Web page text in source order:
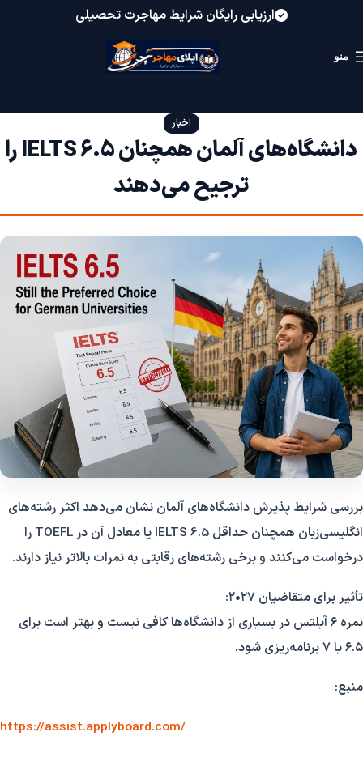
ارزیابی رایگان شرایط مهاجرت تحصیلی
منو
اخبار
دانشگاه‌های آلمان همچنان IELTS 6.5 را
ترجیح می‌دهند
بررسی شرایط پذیرش دانشگاه‌های آلمان نشان می‌دهد اکثر رشته‌های
انگلیسی‌زبان همچنان حداقل IELTS 6.5 یا معادل آن در TOEFL را
درخواست می‌کنند و برخی رشته‌های رقابتی به نمرات بالاتر نیاز دارند.
تأثیر برای متقاضیان ۲۰۲۷:
نمره ۶ آیلتس در بسیاری از دانشگاه‌ها کافی نیست و بهتر است برای
۶.۵ یا ۷ برنامه‌ریزی شود.
منبع:
https://assist.applyboard.com/